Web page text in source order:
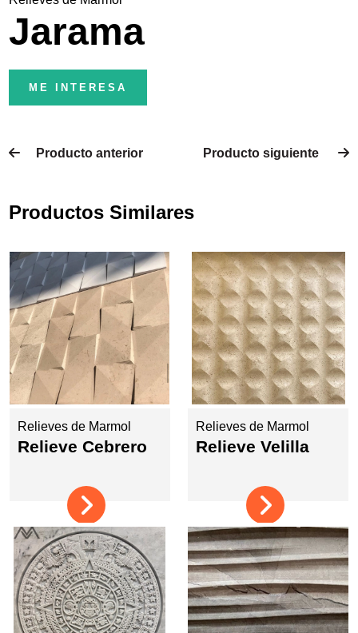
Jarama
ME INTERESA
Producto anterior Producto siguiente
Productos Similares
Relieves de Marmol
Relieve Cebrero
Relieves de Marmol
Relieve Velilla